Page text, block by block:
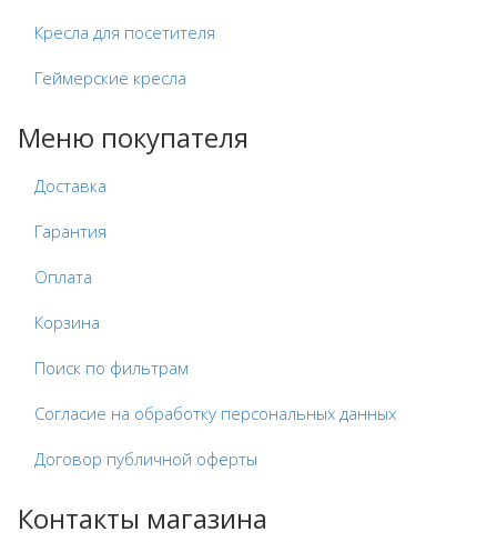
Кресла для посетителя
Геймерские кресла
Меню покупателя
Доставка
Гарантия
Оплата
Корзина
Поиск по фильтрам
Согласие на обработку персональных данных
Договор публичной оферты
Контакты магазина